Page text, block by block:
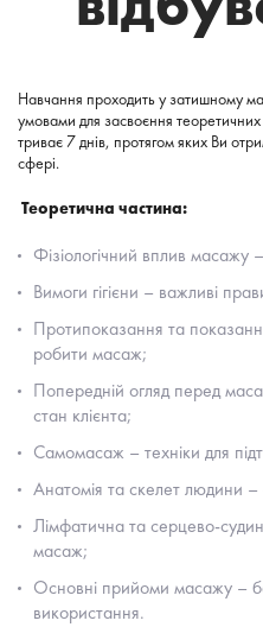
Навчання проходить у затишному
умовами для засвоєння
триває 7 днів, протягом яких Ви
сфері.
Теоретична частина:
Фізіологічний вплив масажу
Вимоги гігієни – важливі
Протипоказання та
робити масаж;
Попередній огляд перед
стан клієнта;
Самомасаж – техніки для
Анатомія та скелет людини –
Лімфатична та серцево-
масаж;
Основні прийоми масажу –
використання.